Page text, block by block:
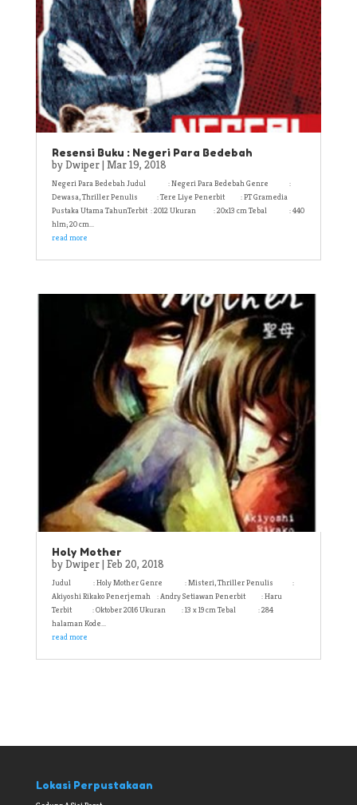
Resensi Buku : Negeri Para Bedebah
byDwiper| Mar 19, 2018
Negeri Para Bedebah Judul : Negeri Para Bedebah Genre :
Dewasa, Thriller Penulis : Tere Liye Penerbit : PT Gramedia
Pustaka Utama TahunTerbit : 2012 Ukuran : 20x13 cm Tebal : 440
hlm; 20 cm...
read more
Holy Mother
byDwiper| Feb 20, 2018
Judul : Holy Mother Genre : Misteri, Thriller Penulis :
Akiyoshi Rikako Penerjemah : Andry Setiawan Penerbit : Haru
Terbit : Oktober 2016 Ukuran : 13 x 19 cm Tebal : 284
halaman Kode...
read more
Lokasi Perpustakaan